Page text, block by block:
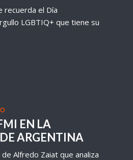
recuerda el Día
LGBTIQ+ que tiene su
EN LA
ARGENTINA
Alfredo Zaiat que analiza